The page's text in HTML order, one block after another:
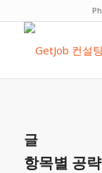
글
항목별 공